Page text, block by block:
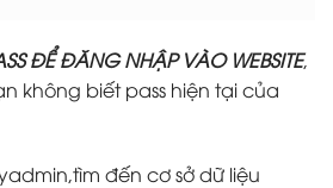
ĐỂ ĐĂNG NHẬP VÀO WEBSITE,
không biết pass hiện tại của
đến cơ sở dữ liệu